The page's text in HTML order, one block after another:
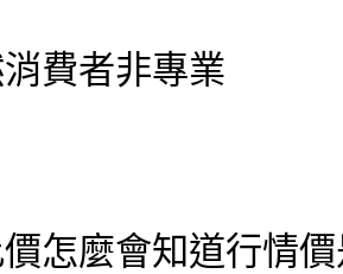
費者非專業
怎麼會知道行情